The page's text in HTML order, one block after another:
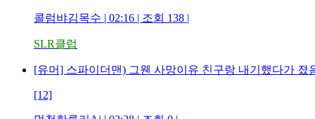
콜럼뱌김목수 | 02:16 | 조회 138 |
SLR클럽
[유머] 스파이더맨) 그웬 사망이유 친구랑 내기했다가 졌
[12]